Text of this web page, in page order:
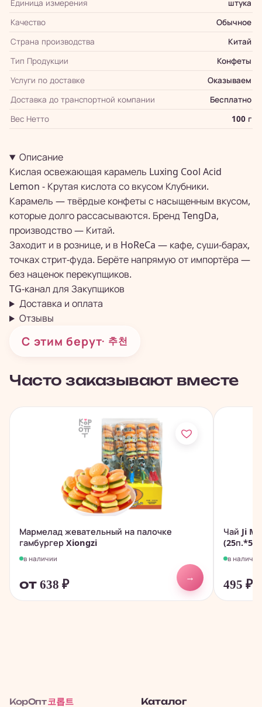
Единица измерения
штука
Качество
Обычное
Страна производства
Китай
Тип Продукции
Конфеты
Услуги по доставке
Оказываем
Доставка до транспортной компании
Бесплатно
Вес Нетто
100 г
Описание
Кислая освежающая карамель Luxing Cool Acid
Lemon - Крутая кислота со вкусом Клубники.
Карамель — твёрдые конфеты с насыщенным вкусом,
которые долго рассасываются. Бренд TengDa,
производство — Китай.
Заходит и в рознице, и в HoReCa — кафе, суши-барах,
точках стрит-фуда. Берёте напрямую от импортёра —
без наценок перекупщиков.
TG-канал для Закупщиков
Доставка и оплата
Отзывы
С этим берут· 추천
Часто заказывают вместе
Мармелад жевательный на палочке
гамбургер Xiongzi
в наличии
от 638 ₽
→
Чай Ji
в наличии
495₽
КорОпт 코롭트 Каталог